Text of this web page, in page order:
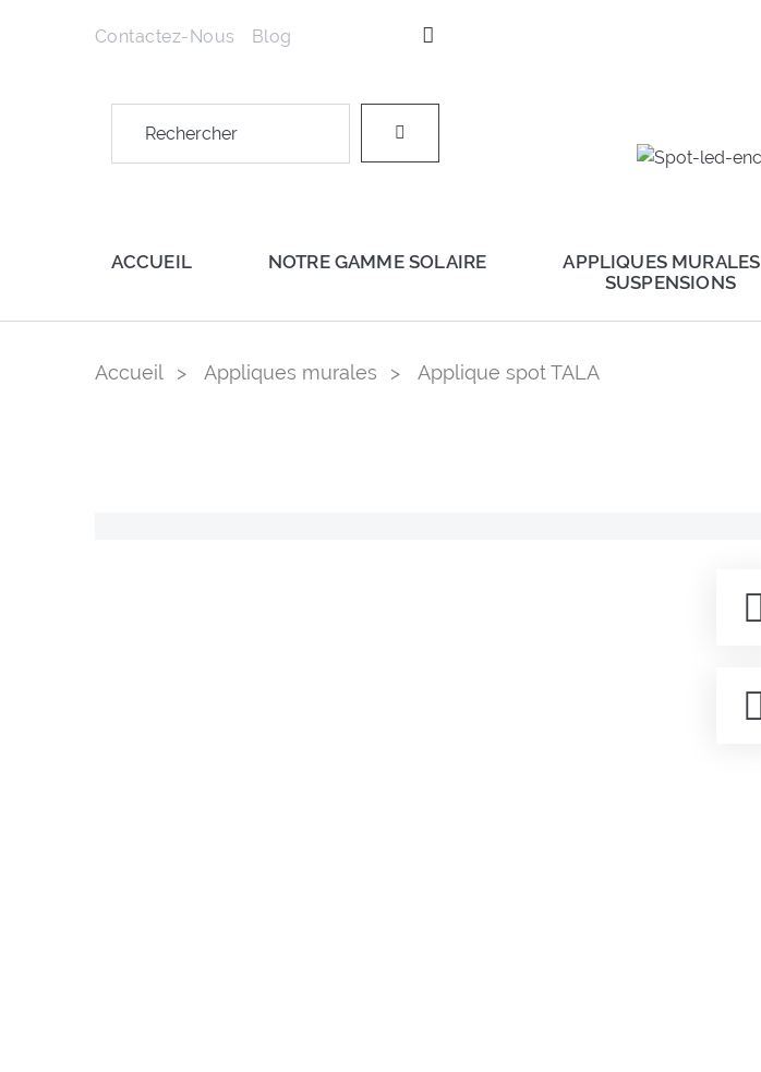
Contactez-Nous Blog
ACCUEIL NOTRE GAMME SOLAIRE APPLIQUES MURALES
SUSPENSIONS
Accueil Appliques murales Applique spot TALA